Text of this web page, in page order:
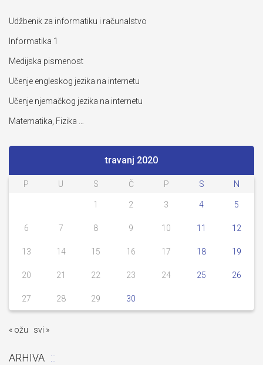
Udžbenik za informatiku i računalstvo
Informatika 1
Medijska pismenost
Učenje engleskog jezika na internetu
Učenje njemačkog jezika na internetu
Matematika, Fizika …
travanj 2020
P U S Č P S N
1 2 3 4 5
6 7 8 9 10 11 12
13 14 15 16 17 18 19
20 21 22 23 24 25 26
27 28 29 30
« ožu svi »
ARHIVA